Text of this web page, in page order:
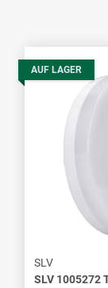
AUF LAGER
SLV
SLV 1005272